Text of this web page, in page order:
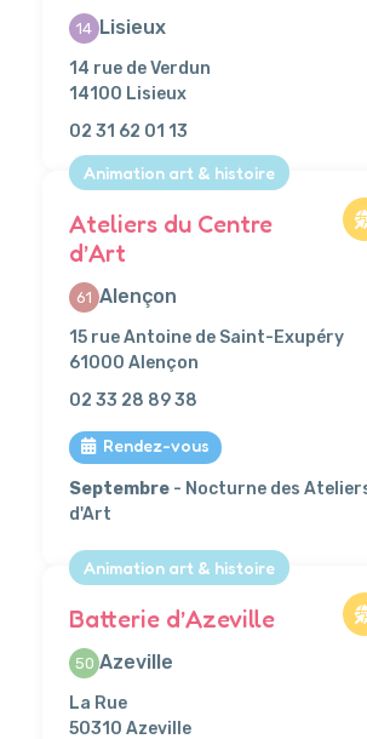
14 Lisieux
14 rue de Verdun
14100 Lisieux
02 31 62 01 13
Animation art & histoire
Ateliers du Centre
d’Art
61 Alençon
15 rue Antoine de Saint-Exupéry
61000 Alençon
02 33 28 89 38
Rendez-vous
Septembre - Nocturne des
d'Art
Animation art & histoire
Batterie d’Azeville
50 Azeville
La Rue
50310 Azeville